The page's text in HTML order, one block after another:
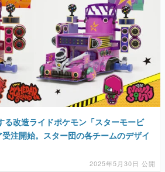
る改造ライドポケモン「スターモービ
注開始。スター団の各チームのデザイ
2025年5月30日 公開